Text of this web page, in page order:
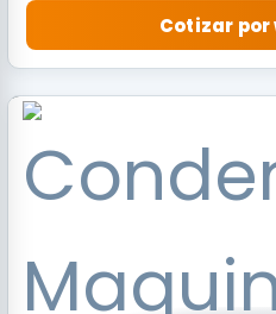
Cotizar
RECOMENDADO